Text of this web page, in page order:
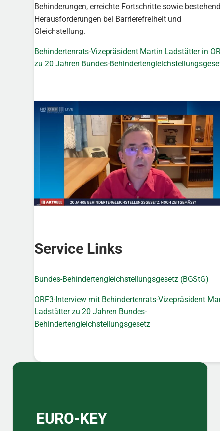
Behinderungen, erreichte Fortschritte sowie
Herausforderungen bei Barrierefreiheit und
Gleichstellung.
Behindertenrats-Vizepräsident Martin Ladstätter in
zu 20 Jahren Bundes-
Service Links
Bundes-Behindertengleichstellungsgesetz (BGStG)
ORF3-Interview mit Behindertenrats-Vizepräsident
Ladstätter zu 20 Jahren Bundes-
Behindertengleichstellungsgesetz
Sidebar
EURO-KEY